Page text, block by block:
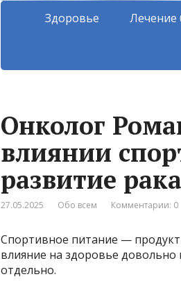
Здоровье Лечение
Онколог
влиянии
развитие рака
27.05.2025 Обо всем Комментарии: 0
Спортивное питание —
влияние на здоровье довольно
отдельно.